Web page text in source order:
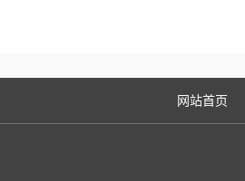
网站首页